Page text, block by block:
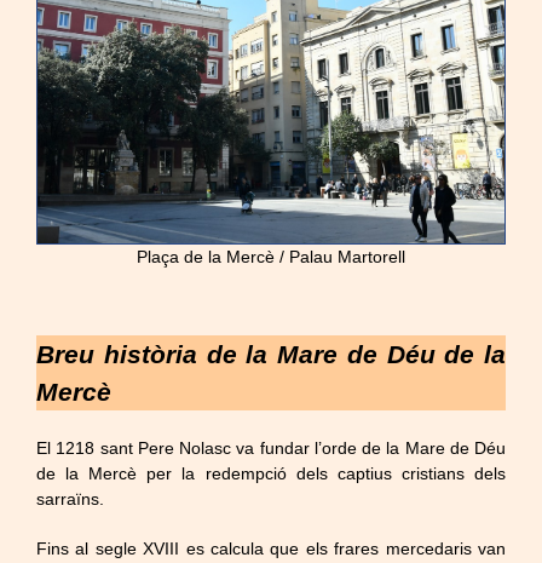
Plaça de la Mercè / Palau Martorell
Breu història de la Mare de Déu de la
Mercè
El 1218 sant Pere Nolasc va fundar l’orde de la Mare de Déu
de la Mercè per la redempció dels captius cristians dels
sarraïns.
Fins al segle XVIII es calcula que els frares mercedaris van